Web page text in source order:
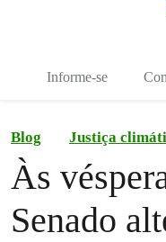
Informe-se
Blog Justiça
Às
Senado